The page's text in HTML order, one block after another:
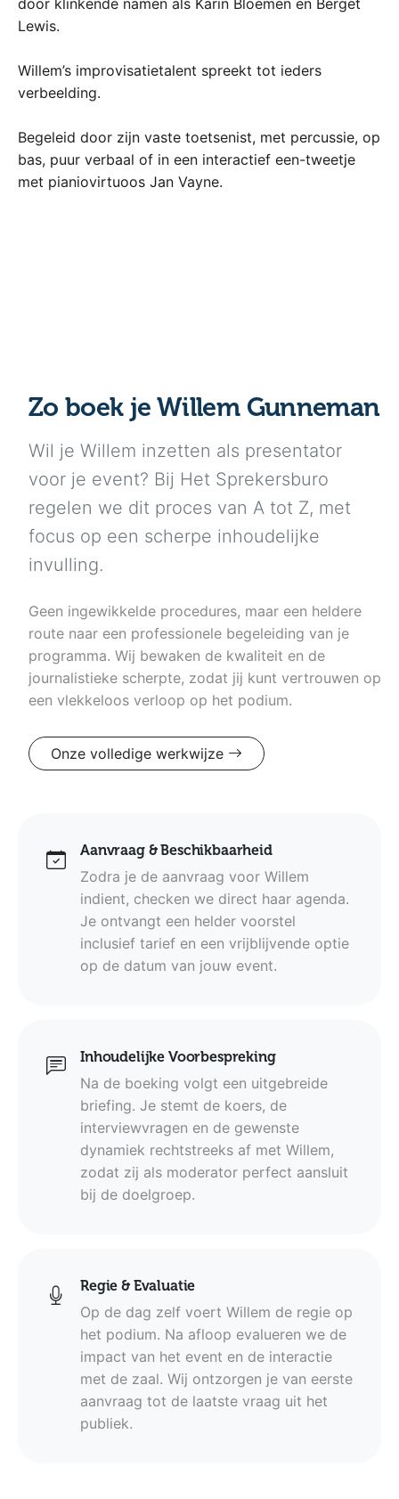
Lewis.
Willem’s improvisatietalent spreekt tot ieders
verbeelding.
Begeleid door zijn vaste toetsenist, met percussie, op
bas, puur verbaal of in een interactief een-tweetje
met pianiovirtuoos Jan Vayne.
Zo boek je Willem Gunneman
Wil je Willem inzetten als presentator
voor je event? Bij Het Sprekersburo
regelen we dit proces van A tot Z, met
focus op een scherpe inhoudelijke
invulling.
Geen ingewikkelde procedures, maar een heldere
route naar een professionele begeleiding van je
programma. Wij bewaken de kwaliteit en de
journalistieke scherpte, zodat jij kunt vertrouwen op
een vlekkeloos verloop op het podium.
Onze volledige werkwijze
Aanvraag & Beschikbaarheid
Zodra je de aanvraag voor Willem
indient, checken we direct haar agenda.
Je ontvangt een helder voorstel
inclusief tarief en een vrijblijvende optie
op de datum van jouw event.
Inhoudelijke Voorbespreking
Na de boeking volgt een uitgebreide
briefing. Je stemt de koers, de
interviewvragen en de gewenste
dynamiek rechtstreeks af met Willem,
zodat zij als moderator perfect aansluit
bij de doelgroep.
Regie & Evaluatie
Op de dag zelf voert Willem de regie op
het podium. Na afloop evalueren we de
impact van het event en de interactie
met de zaal. Wij ontzorgen je van eerste
aanvraag tot de laatste vraag uit het
publiek.